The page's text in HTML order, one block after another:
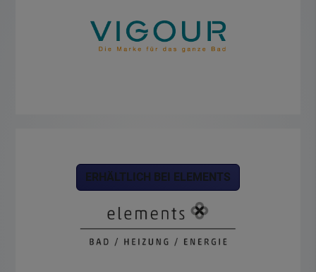
ERHÄLTLICH BEI ELEMENTS